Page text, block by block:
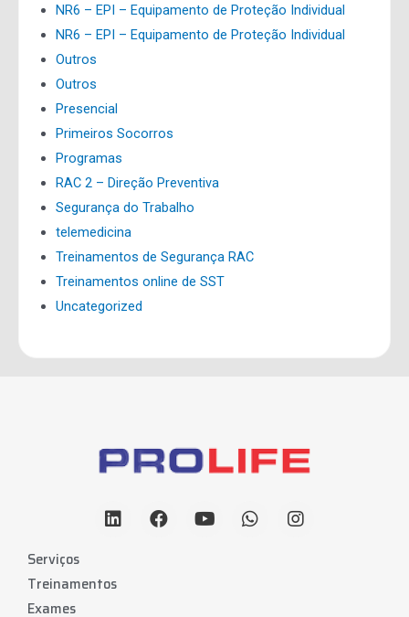
NR6 – EPI – Equipamento de Proteção Individual
NR6 – EPI – Equipamento de Proteção Individual
Outros
Outros
Presencial
Primeiros Socorros
Programas
RAC 2 – Direção Preventiva
Segurança do Trabalho
telemedicina
Treinamentos de Segurança RAC
Treinamentos online de SST
Uncategorized
Serviços
Treinamentos
Exames